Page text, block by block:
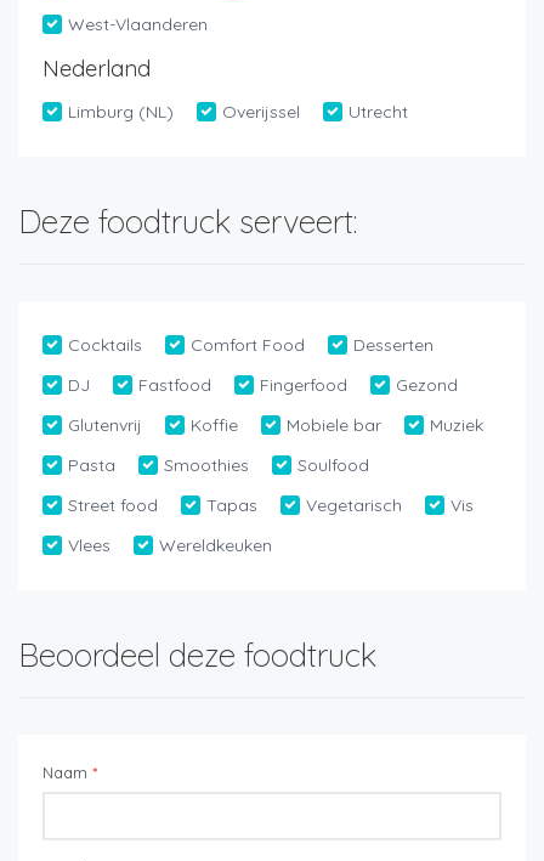
West-Vlaanderen
Nederland
Limburg (NL) Overijssel Utrecht
Deze foodtruck serveert:
Cocktails Comfort Food
Desserten
DJ
Fastfood Fingerfood
Gezond
Glutenvrij
Koffie Mobiele bar
Muziek
Pasta
Smoothies
Soulfood
Street food
Tapas Vegetarisch
Vis
Vlees
Wereldkeuken
Beoordeel deze foodtruck
Naam *